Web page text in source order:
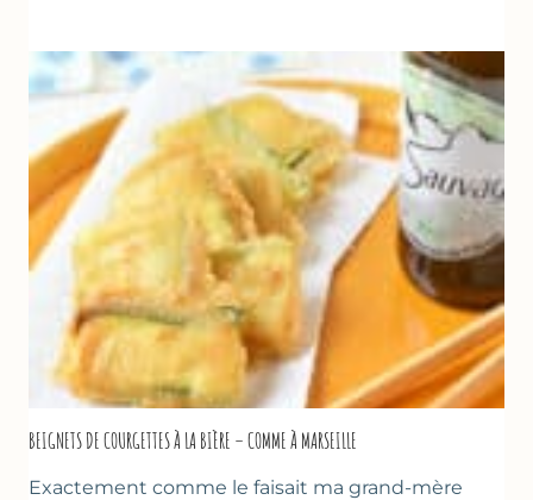
CHOCOLAT
YAOURT
GREC
–
SANS
SORBETIÈRE
BEIGNETS DE COURGETTES À LA BIÈRE – COMME À MARSEILLE
Exactement comme le faisait ma grand-mère